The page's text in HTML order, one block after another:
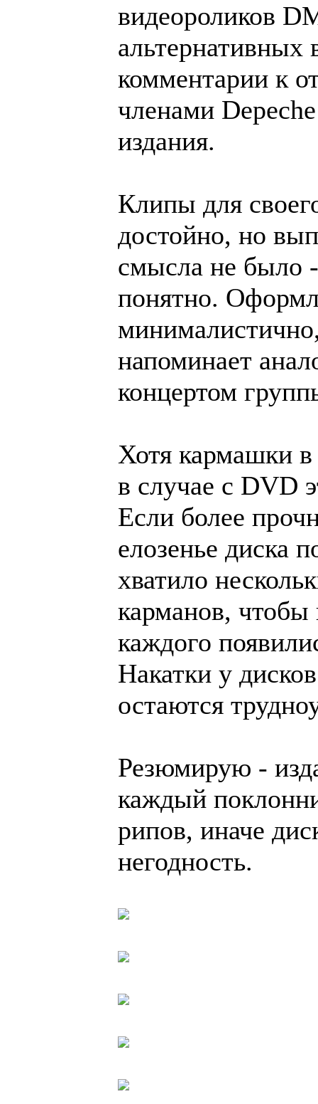
видеороликов
альтернативных
комментарии к
членами
издания.
Клипы для
достойно, но
смысла не было
понятно.
напоминает
концертом
Хотя кармашки в
в случае с DVD
Если более
елозенье диска
хватило
карманов, чтобы
каждого
Накатки у
остаются
Резюмирую -
каждый
рипов, иначе
негодность.